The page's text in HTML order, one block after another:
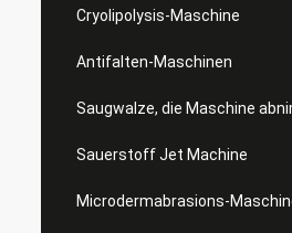
Cryolipolysis-Maschine
Antifalten-Maschinen
Saugwalze, die Maschine
Sauerstoff Jet Machine
Microdermabrasions-